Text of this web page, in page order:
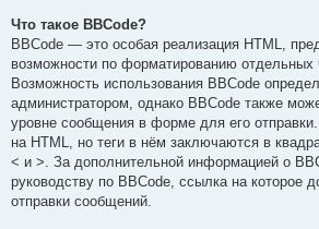
Что такое BBCode?
BBCode — это особая реализация HTML,
возможности по форматированию отдельных
Возможность использования BBCode
администратором, однако BBCode также
уровне сообщения в форме для его
на HTML, но теги в нём заключаются в
< и >. За дополнительной информацией о
руководству по BBCode, ссылка на которое
отправки сообщений.